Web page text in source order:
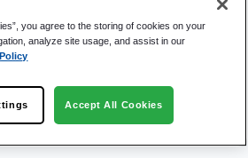
de l'information, si les
à distance peuvent dans
en période de crise
abordés avec une plus grande
you agree to the storing of cookies on your
analyze site usage, and assist in our
Accept All Cookies